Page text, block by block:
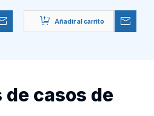
Añadir al carrito
de casos de